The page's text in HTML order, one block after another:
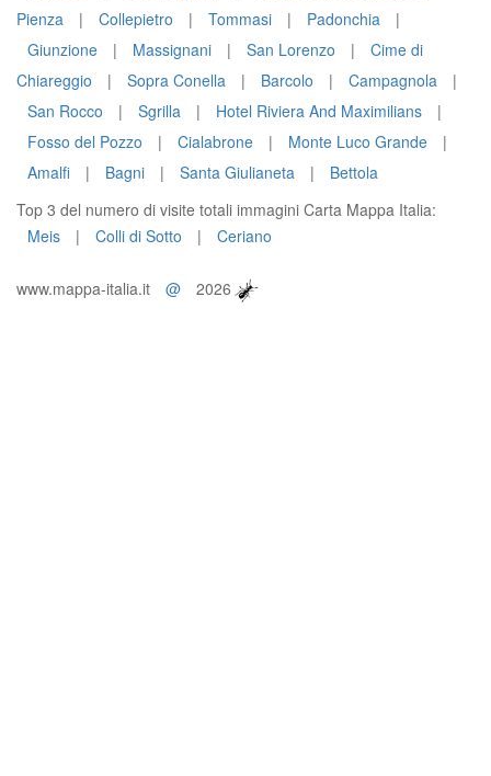
Pienza
| Collepietro | Tommasi | Padonchia
|
Giunzione
| Massignani | San Lorenzo |
Cime di
Chiareggio
| Sopra Conella | Barcolo | Campagnola
|
San Rocco
| Sgrilla | Hotel Riviera And Maximilians
|
Fosso del Pozzo
| Cialabrone | Monte Luco Grande
|
Amalfi
| Bagni | Santa Giulianeta |
Bettola
Top 3 del numero di visite totali immagini Carta Mappa Italia:
Meis
| Colli di Sotto | Ceriano
www.mappa-italia.it @ 2026